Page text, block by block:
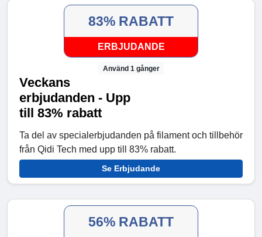
83% RABATT
ERBJUDANDE
Använd 1 gånger
Veckans
erbjudanden - Upp
till 83% rabatt
Ta del av specialerbjudanden på filament och tillbehör
från Qidi Tech med upp till 83% rabatt.
Se Erbjudande
56% RABATT